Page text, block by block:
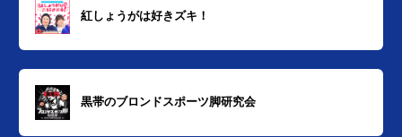
紅しょうがは好きズキ！
黒帯のブロンドスポーツ脚研究会